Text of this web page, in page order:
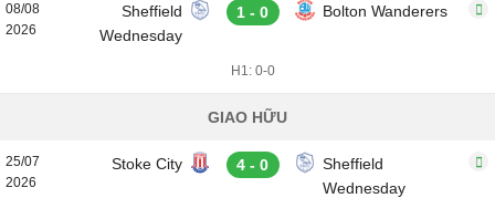
08/08
2026
Sheffield
Wednesday
1 - 0 Bolton Wanderers
H1: 0-0
GIAO HỮU
25/07
2026
Stoke City 4 - 0
Sheffield
Wednesday